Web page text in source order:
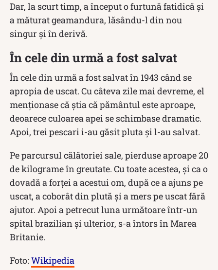
Dar, la scurt timp, a început o furtună fatidică și
a măturat geamandura, lăsându-l din nou
singur și în derivă.
În cele din urmă a fost salvat
În cele din urmă a fost salvat în 1943 când se
apropia de uscat. Cu câteva zile mai devreme, el
menționase că știa că pământul este aproape,
deoarece culoarea apei se schimbase dramatic.
Apoi, trei pescari i-au găsit pluta și l-au salvat.
Pe parcursul călătoriei sale, pierduse aproape 20
de kilograme în greutate. Cu toate acestea, și ca o
dovadă a forței a acestui om, după ce a ajuns pe
uscat, a coborât din plută și a mers pe uscat fără
ajutor. Apoi a petrecut luna următoare într-un
spital brazilian și ulterior, s-a întors în Marea
Britanie.
Foto: Wikipedia